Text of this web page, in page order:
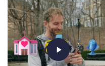
play_arrow